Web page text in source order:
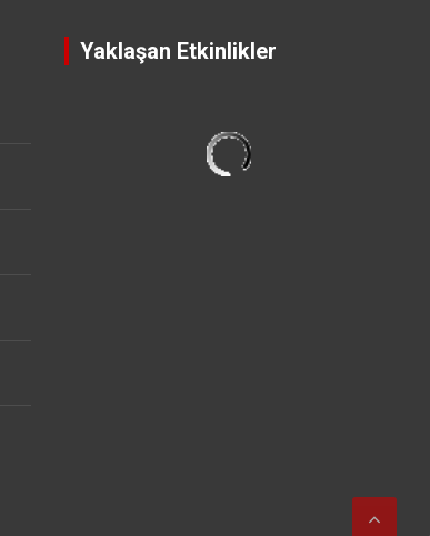
Yaklaşan Etkinlikler